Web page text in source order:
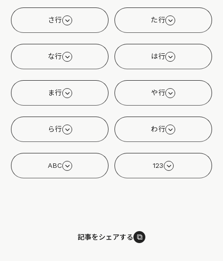
さ行 た行
な行 は行
ま行 や行
ら行 わ行
ABC 123
記事をシェアする ⧉